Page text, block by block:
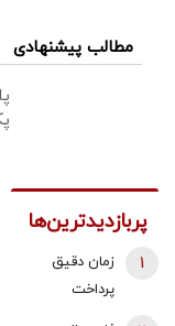
مطالب پیشنهادی
پربازدیدترین‌ها
زمان دقیق
پرداخت
1